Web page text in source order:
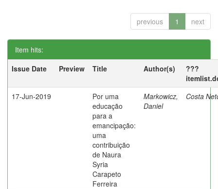
previous 1 next
Item hits:
Issue Date
Preview Title Author(s)
???
17-Jun-2019
Por uma
educação
para a
emancipação:
uma
contribuição
de Naura
Syria
Carapeto
Ferreira
Markowicz,
Daniel
Costa